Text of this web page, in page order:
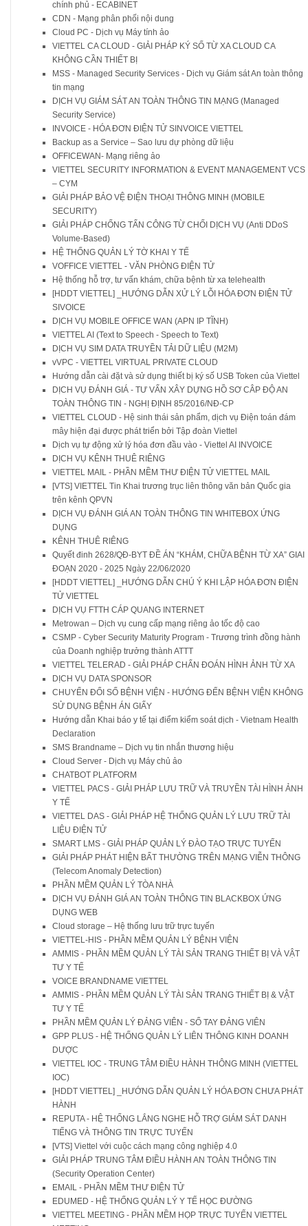
chính phủ - ECABINET
CDN - Mạng phân phối nội dung
Cloud PC - Dịch vụ Máy tính ảo
VIETTEL CA CLOUD - GIẢI PHÁP KÝ SỐ TỪ XA CLOUD CA
KHÔNG CẦN THIẾT BỊ
MSS - Managed Security Services - Dịch vụ Giám sát An toàn thông
tin mạng
DỊCH VỤ GIÁM SÁT AN TOÀN THÔNG TIN MẠNG (Managed
Security Service)
INVOICE - HÓA ĐƠN ĐIỆN TỬ SINVOICE VIETTEL
Backup as a Service – Sao lưu dự phòng dữ liệu
OFFICEWAN- Mạng riêng ảo
VIETTEL SECURITY INFORMATION & EVENT MANAGEMENT VCS
– CYM
GIẢI PHÁP BẢO VỆ ĐIỆN THOẠI THÔNG MINH (MOBILE
SECURITY)
GIẢI PHÁP CHỐNG TẤN CÔNG TỪ CHỐI DỊCH VỤ (Anti DDoS
Volume-Based)
HỆ THỐNG QUẢN LÝ TỜ KHAI Y TẾ
VOFFICE VIETTEL - VĂN PHÒNG ĐIỆN TỬ
Hệ thống hỗ trợ, tư vấn khám, chữa bệnh từ xa telehealth
[HDDT VIETTEL] _HƯỚNG DẪN XỬ LÝ LỖI HÓA ĐƠN ĐIỆN TỬ
SIVOICE
DỊCH VỤ MOBILE OFFICE WAN (APN IP TĨNH)
VIETTEL AI (Text to Speech - Speech to Text)
DỊCH VỤ SIM DATA TRUYỀN TẢI DỮ LIỆU (M2M)
vVPC - VIETTEL VIRTUAL PRIVATE CLOUD
Hướng dẫn cài đặt và sử dụng thiết bị ký số USB Token của Viettel
DỊCH VỤ ĐÁNH GIÁ - TƯ VẤN XÂY DỰNG HỒ SƠ CÂP ĐỘ AN
TOÀN THÔNG TIN - NGHỊ ĐỊNH 85/2016/NĐ-CP
VIETTEL CLOUD - Hệ sinh thái sản phẩm, dịch vụ Điện toán đám
mây hiện đại được phát triển bởi Tập đoàn Viettel
Dịch vụ tự động xử lý hóa đơn đầu vào - Viettel AI INVOICE
DỊCH VỤ KÊNH THUÊ RIÊNG
VIETTEL MAIL - PHẦN MỀM THƯ ĐIỆN TỬ VIETTEL MAIL
[VTS] VIETTEL Tin Khai trương trục liên thông văn bản Quốc gia
trên kênh QPVN
DỊCH VỤ ĐÁNH GIÁ AN TOÀN THÔNG TIN WHITEBOX ỨNG
DỤNG
KÊNH THUÊ RIÊNG
Quyết đinh 2628/QĐ-BYT ĐỀ ÁN “KHÁM, CHỮA BỆNH TỪ XA” GIAI
ĐOẠN 2020 - 2025 Ngày 22/06/2020
[HDDT VIETTEL] _HƯỚNG DẪN CHÚ Ý KHI LẬP HÓA ĐƠN ĐIỆN
TỬ VIETTEL
DỊCH VỤ FTTH CÁP QUANG INTERNET
Metrowan – Dịch vụ cung cấp mạng riêng ảo tốc độ cao
CSMP - Cyber Security Maturity Program - Trương trình đồng hành
của Doanh nghiệp trưởng thành ATTT
VIETTEL TELERAD - GIẢI PHÁP CHẨN ĐOÁN HÌNH ẢNH TỪ XA
DỊCH VỤ DATA SPONSOR
CHUYỂN ĐỔI SỐ BỆNH VIỆN - HƯỚNG ĐẾN BỆNH VIỆN KHÔNG
SỬ DỤNG BỆNH ÁN GIẤY
Hướng dẫn Khai báo y tế tại điểm kiểm soát dịch - Vietnam Health
Declaration
SMS Brandname – Dịch vụ tin nhắn thương hiệu
Cloud Server - Dịch vụ Máy chủ ảo
CHATBOT PLATFORM
VIETTEL PACS - GIẢI PHÁP LƯU TRỮ VÀ TRUYỀN TÀI HÌNH ẢNH
Y TẾ
VIETTEL DAS - GIẢI PHÁP HỆ THỐNG QUẢN LÝ LƯU TRỮ TÀI
LIỆU ĐIỆN TỬ
SMART LMS - GIẢI PHÁP QUẢN LÝ ĐÀO TẠO TRỰC TUYẾN
GIẢI PHÁP PHÁT HIỆN BẤT THƯỜNG TRÊN MẠNG VIỄN THÔNG
(Telecom Anomaly Detection)
PHẦN MỀM QUẢN LÝ TÒA NHÀ
DỊCH VỤ ĐÁNH GIÁ AN TOÀN THÔNG TIN BLACKBOX ỨNG
DỤNG WEB
Cloud storage – Hệ thống lưu trữ trực tuyến
VIETTEL-HIS - PHẦN MỀM QUẢN LÝ BỆNH VIỆN
AMMIS - PHẦN MỀM QUẢN LÝ TÀI SẢN TRANG THIẾT BỊ VÀ VẬT
TƯ Y TẾ
VOICE BRANDNAME VIETTEL
AMMIS - PHẦN MỀM QUẢN LÝ TÀI SẢN TRANG THIẾT BỊ & VẬT
TƯ Y TẾ
PHẦN MỀM QUẢN LÝ ĐẢNG VIÊN - SỔ TAY ĐẢNG VIÊN
GPP PLUS - HỆ THỐNG QUẢN LÝ LIÊN THÔNG KINH DOANH
DƯỢC
VIETTEL IOC - TRUNG TÂM ĐIỀU HÀNH THÔNG MINH (VIETTEL
IOC)
[HDDT VIETTEL] _HƯỚNG DẪN QUẢN LÝ HÓA ĐƠN CHƯA PHÁT
HÀNH
REPUTA - HỆ THỐNG LẮNG NGHE HỖ TRỢ GIÁM SÁT DANH
TIẾNG VÀ THÔNG TIN TRỰC TUYẾN
[VTS] Viettel với cuộc cách mạng công nghiệp 4.0
GIẢI PHÁP TRUNG TÂM ĐIỀU HÀNH AN TOÀN THÔNG TIN
(Security Operation Center)
EMAIL - PHẦN MỀM THƯ ĐIỆN TỬ
EDUMED - HỆ THỐNG QUẢN LÝ Y TẾ HỌC ĐƯỜNG
VIETTEL MEETING - PHẦN MỀM HỌP TRỰC TUYẾN VIETTEL